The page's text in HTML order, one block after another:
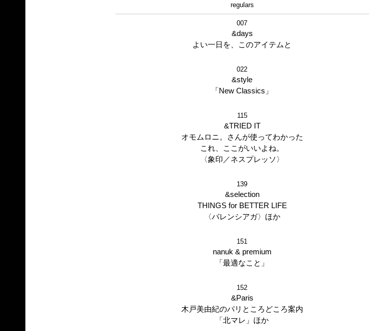
regulars
007
&days
よい一日を、このアイテムと
022
&style
「New Classics」
115
&TRIED IT
オモムロニ。さんが使ってわかった
これ、ここがいいよね。
〈象印／ネスプレッソ〉
139
&selection
THINGS for BETTER LIFE
〈バレンシアガ〉ほか
151
nanuk & premium
「最適なこと」
152
&Paris
木戸美由紀のパリところどころ案内
「北マレ」ほか